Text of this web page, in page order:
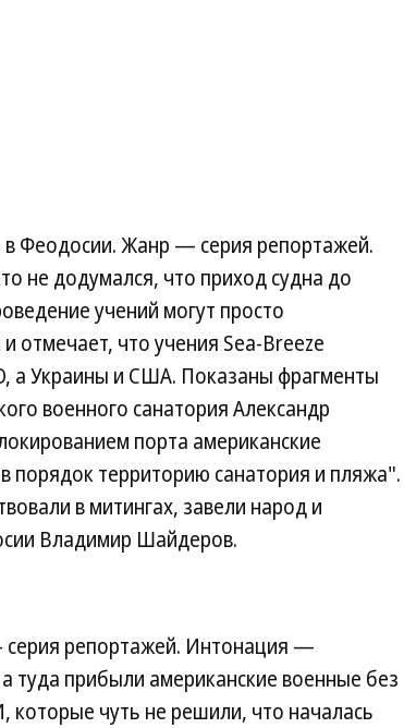
Феодосии. Жанр — серия репортажей.
не додумался, что приход судна до
учений могут просто
отмечает, что учения Sea-Breeze
а Украины и США. Показаны фрагменты
военного санатория Александр
порта американские
порядок территорию санатория и пляжа".
в митингах, завели народ и
Владимир Шайдеров.
репортажей. Интонация —
прибыли американские военные без
чуть не решили, что началась